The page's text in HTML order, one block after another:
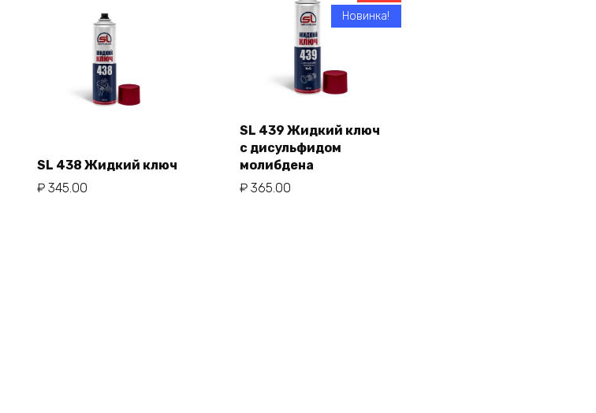
В корзину
SL 438 Жидкий ключ
₽ 345.00
В корзину
Новинка!
SL 439 Жидкий ключ
с дисульфидом
молибдена
₽ 365.00